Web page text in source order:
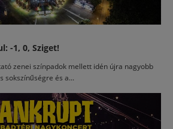
-1, 0, Sziget!
zenei színpadok mellett idén újra nagyobb
sokszínűségre és a...